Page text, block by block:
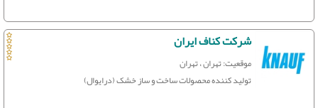
شرکت کناف ایران
موقعیت: تهران ، تهران
تولید کننده محصولات ساخت و ساز خشک (درایوال)